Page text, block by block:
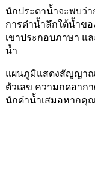
นักประดาน้ำจะพบ
การดำน้ำลึกใต้น้ำข
เขาประกอบภาษา แ
น้ำ
แผนภูมิแสดงสัญญาณ
ตัวเลข ความกดอาก
นักดำน้ำเสมอหากคุ